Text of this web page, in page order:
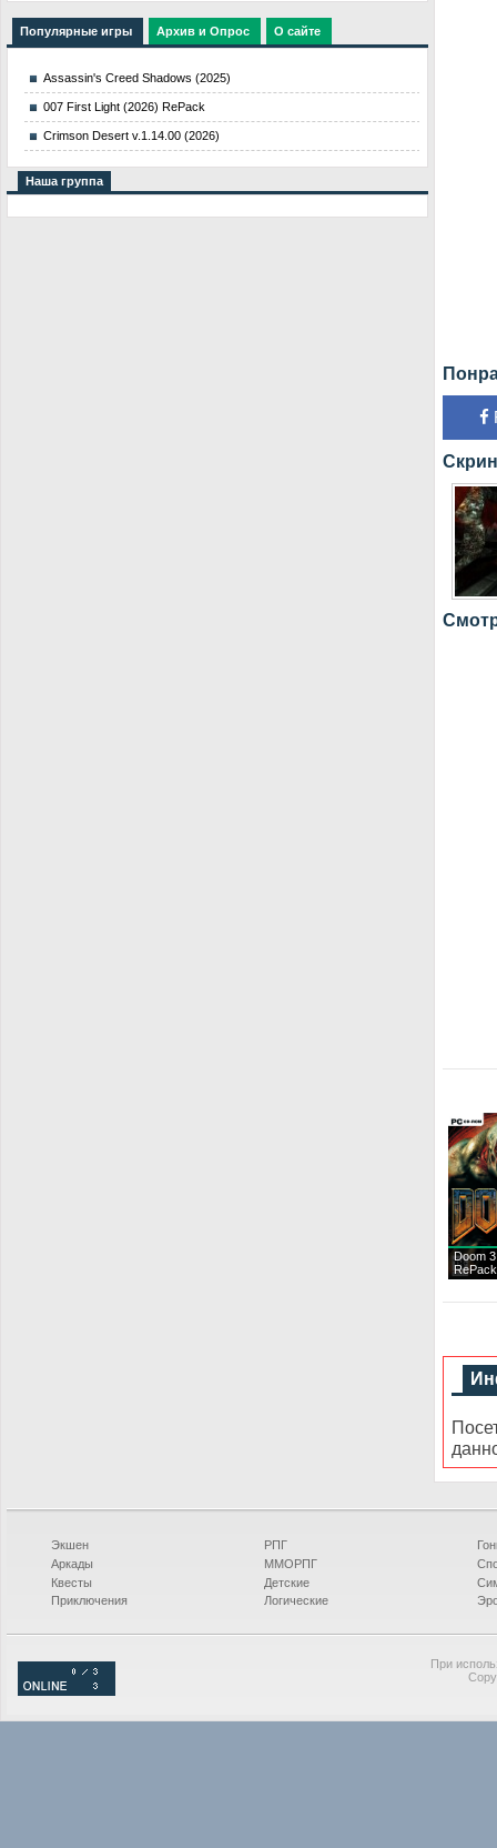
Популярные игры Архив и Опрос О сайте
Assassin's Creed Shadows (2025)
007 First Light (2026) RePack
Crimson Desert v.1.14.00 (2026)
Наша группа
Doom
RePack
Экшен
Аркады
Квесты
Приключения
РПГ
ММОРПГ
Детские
Логические
При